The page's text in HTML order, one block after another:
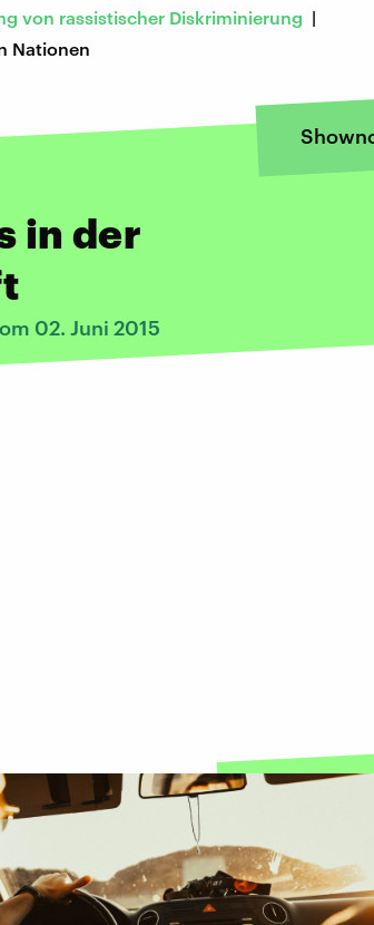
von rassistischer Diskriminierung |
Nationen
in der
02. Juni 2015